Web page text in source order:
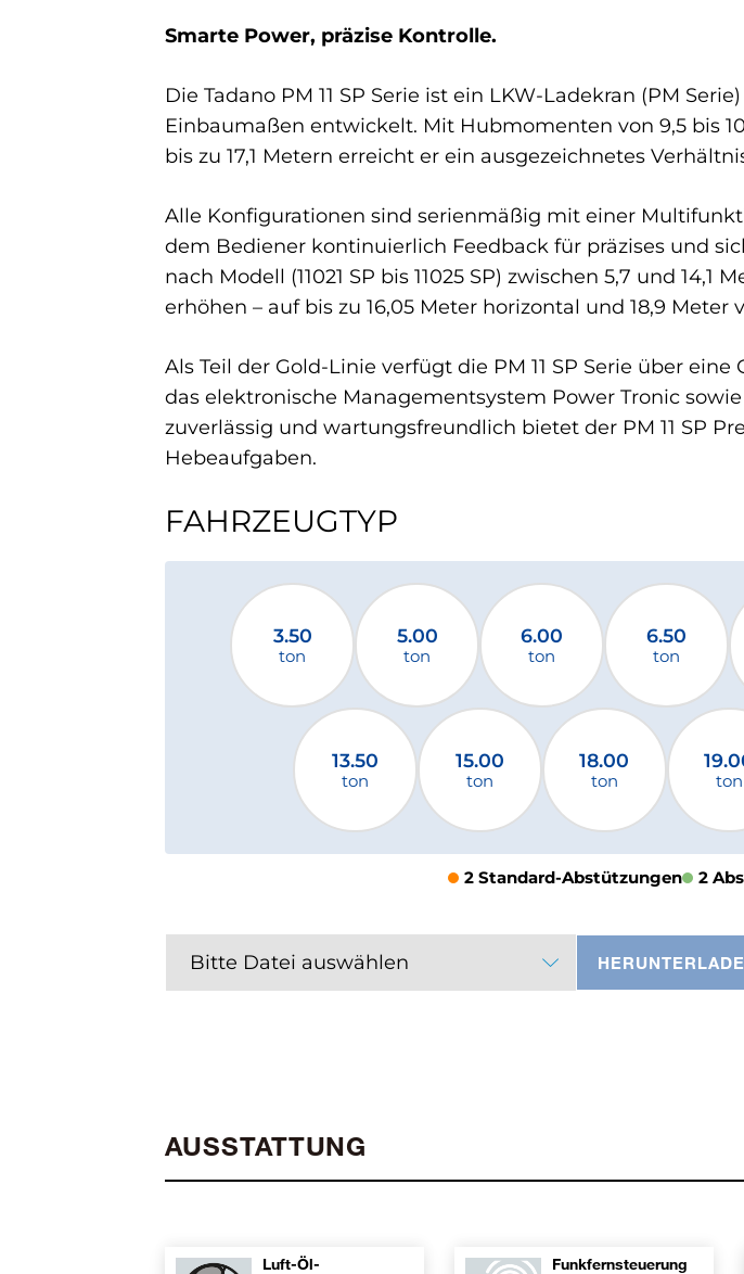
Smarte Power, präzise Kontrolle.
Die Tadano PM 11 SP Serie ist ein LKW-Ladekran (PM
Einbaumaßen entwickelt. Mit Hubmomenten von 9,5 bis
bis zu 17,1 Metern erreicht er ein ausgezeichnetes
Alle Konfigurationen sind serienmäßig mit einer
dem Bediener kontinuierlich Feedback für präzises und
nach Modell (11021 SP bis 11025 SP) zwischen 5,7 und
erhöhen – auf bis zu 16,05 Meter horizontal und 18,9 Meter
Als Teil der Gold-Linie verfügt die PM 11 SP Serie über
das elektronische Managementsystem Power Tronic
zuverlässig und wartungsfreundlich bietet der PM 11 SP
Hebeaufgaben.
FAHRZEUGTYP
3.50
ton
5.00
ton
6.00
ton
6.50
ton
13.50
ton
15.00
ton
18.00
ton ton
2 Standard-Abstützungen 2
Bitte Datei auswählen
AUSSTATTUNG
Luft-Öl- Funkfernsteuerung